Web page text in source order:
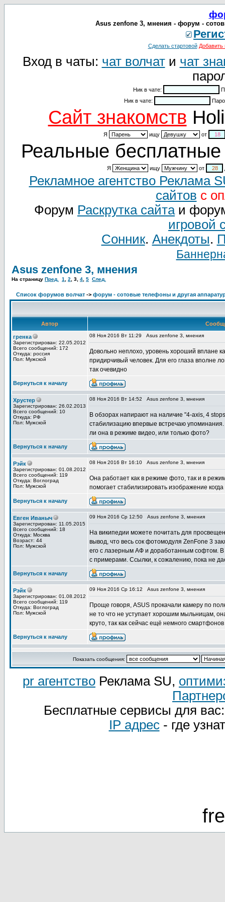
Asus zenfone 3, мнения - форум -
Сделать стартовой Добавить
Вход в чаты: чат волчати чат
Ник в чате:
Ник в чате:
Cайт знакомств
Я ищу от
Реальные бесплатные
Я ищу от
Рекламное агентство Реклама
сайтов с
Форум Раскрутка сайтаи
игровой
Сонник. Анекдоты.
Asus zenfone 3, мнения
На страницу Пред. 1 2 3 4 5 След.
Список форумов волчат -> форум - сотовые телефоны и другая
Автор
гренка
Зарегистрирован: 22.05.2012
Всего сообщений: 172
Откуда: россия
Пол: Мужской
08 Ноя 2016 Вт 11:29 Asus zenfone 3, мнения
Довольно неплохо, уровень хороший вплане
придирчивый человек. Для его глаза вполне
так очевидно
Вернуться к началу
Хрустер
Зарегистрирован: 26.02.2013
Всего сообщений: 10
Откуда: РФ
Пол: Мужской
08 Ноя 2016 Вт 14:52 Asus zenfone 3, мнения
В обзорах напирают на наличие "4-axis, 4
стабилизацию впервые встречаю
ли она в режиме видео, или только фото?
Вернуться к началу
Рэйк
Зарегистрирован: 01.08.2012
Всего сообщений: 119
Откуда: Воглоград
Пол: Мужской
08 Ноя 2016 Вт 16:10 Asus zenfone 3, мнения
Она работает как в режиме фото, так и в
помогает стабилизировать изображение
Вернуться к началу
Евген Иваныч
Зарегистрирован: 11.05.2015
Всего сообщений: 18
Откуда: Москва
Возраст: 44
Пол: Мужской
09 Ноя 2016 Ср 12:50 Asus zenfone 3, мнения
На википедии можете почитать для
вывод, что весь сок фотомодуля ZenFone 3
его с лазерным АФ и доработанным софтом.
с примерами. Ссылки, к сожалению, пока не
Вернуться к началу
Рэйк
Зарегистрирован: 01.08.2012
Всего сообщений: 119
Откуда: Воглоград
Пол: Мужской
09 Ноя 2016 Ср 16:12 Asus zenfone 3, мнения
Проще говоря, ASUS прокачали камеру по
не то что не уступает хорошим мыльницам,
круто, так как сейчас ещё немного
Вернуться к началу
Показать сообщения:
pr агентство Реклама SU,
Бесплатные сервисы для
IP адрес- где